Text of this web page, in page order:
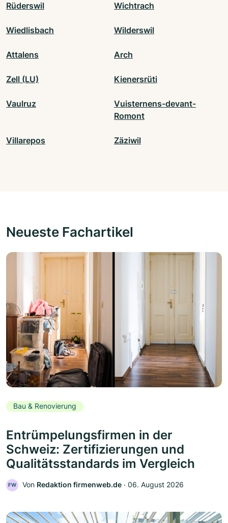
Rüderswil Wichtrach
Wiedlisbach Wilderswil
Attalens Arch
Zell (LU) Kienersrüti
Vaulruz
Vuisternens-devant-
Romont
Villarepos Zäziwil
Neueste Fachartikel
Bau & Renovierung
Entrümpelungsfirmen in der
Schweiz: Zertifizierungen und
Qualitätsstandards im Vergleich
FW Von Redaktion firmenweb.de ‧ 06. August 2026